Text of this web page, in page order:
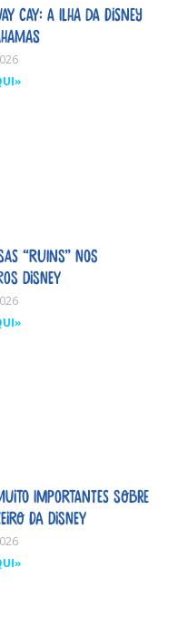
Cay: A ilha da Disney
“ruins” nos
Disney
importantes sobre
da Disney